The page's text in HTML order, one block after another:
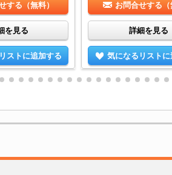
する（無料）
を見る
ストに追加する
お問合せする（
詳細を見る
気になるリストに